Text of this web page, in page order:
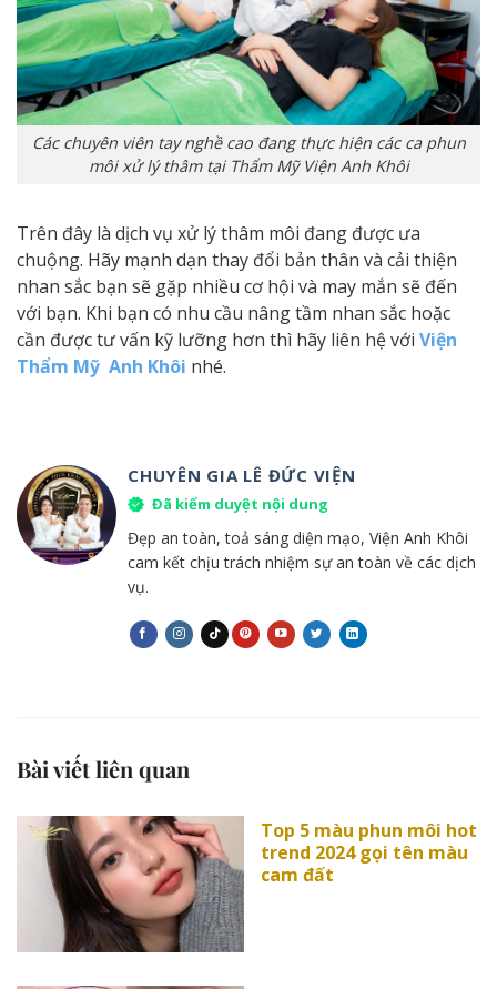
Các chuyên viên tay nghề cao đang thực hiện các ca phun
môi xử lý thâm tại Thẩm Mỹ Viện Anh Khôi
Trên đây là dịch vụ xử lý thâm môi đang được ưa
chuộng. Hãy mạnh dạn thay đổi bản thân và cải thiện
nhan sắc bạn sẽ gặp nhiều cơ hội và may mắn sẽ đến
với bạn. Khi bạn có nhu cầu nâng tầm nhan sắc hoặc
cần được tư vấn kỹ lưỡng hơn thì hãy liên hệ với Viện
Thẩm Mỹ Anh Khôi nhé.
CHUYÊN GIA LÊ ĐỨC VIỆN
Đã kiểm duyệt nội dung
Đẹp an toàn, toả sáng diện mạo, Viện Anh Khôi
cam kết chịu trách nhiệm sự an toàn về các dịch
vụ.
Bài viết liên quan
Top 5 màu phun môi hot
trend 2024 gọi tên màu
cam đất